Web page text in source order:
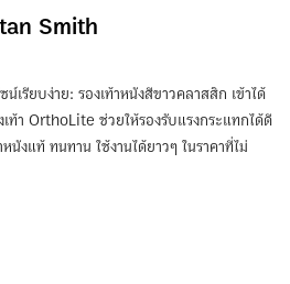
Smith
น์เรียบง่าย: รองเท้าหนังสีขาวคลาสสิก เข้าได้
ท้า OrthoLite ช่วยให้รองรับแรงกระแทกได้ดี
งแท้ ทนทาน ใช้งานได้ยาวๆ ในราคาที่ไม่